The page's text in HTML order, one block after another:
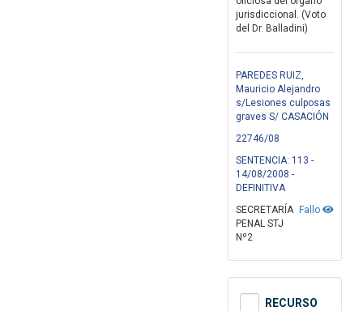
jurisdiccional. (Voto
del Dr. Balladini)
PAREDES RUIZ,
Mauricio Alejandro
s/Lesiones culposas
graves S/ CASACIÓN
22746/08
SENTENCIA: 113 -
14/08/2008 -
DEFINITIVA
Fallo
SECRETARÍA
PENAL STJ
Nº2
RECURSO